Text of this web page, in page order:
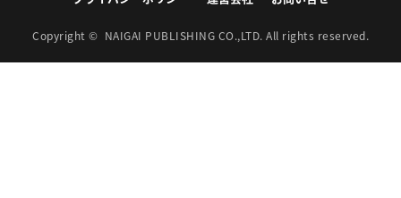
Copyright © NAIGAI PUBLISHING CO.,LTD. All rights reserved.